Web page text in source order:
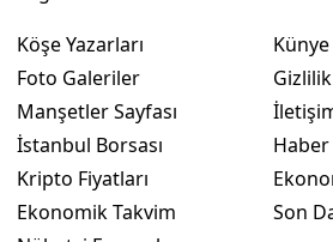
Köşe Yazarları
Foto Galeriler
Manşetler Sayfası
İstanbul Borsası
Kripto Fiyatları
Ekonomik Takvim
Künye
Son